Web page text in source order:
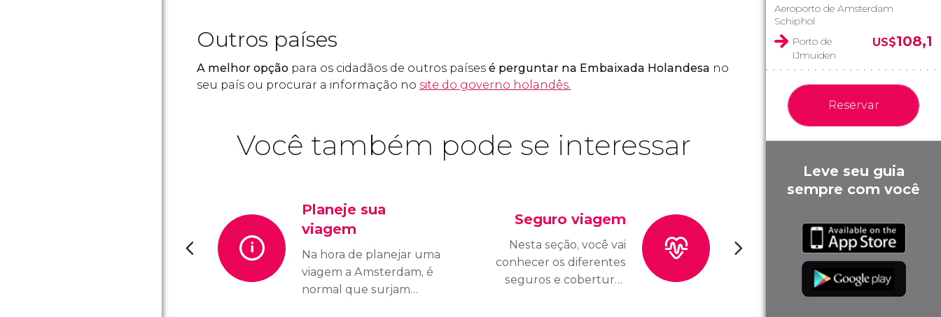
Outros países
A melhor opção para os cidadãos de outros países é perguntar na Embaixada Holandesa no
seu país ou procurar a informação no site do governo holandês.
Você também pode se interessar
Planeje sua
viagem
Na hora de planejar uma
viagem a Amsterdam, é
normal que surjam
Seguro viagem
Nesta seção, você vai
conhecer os diferentes
seguros e coberturas
Aeroporto de Amsterdam
Schiphol
Porto de
IJmuiden
US$108,1
Reservar
Leve seu guia
sempre com você